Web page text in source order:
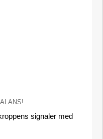
signaler med